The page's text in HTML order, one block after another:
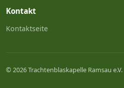
Kontakt
Kontaktseite
© 2026 Trachtenblaskapelle Ramsau e.V.